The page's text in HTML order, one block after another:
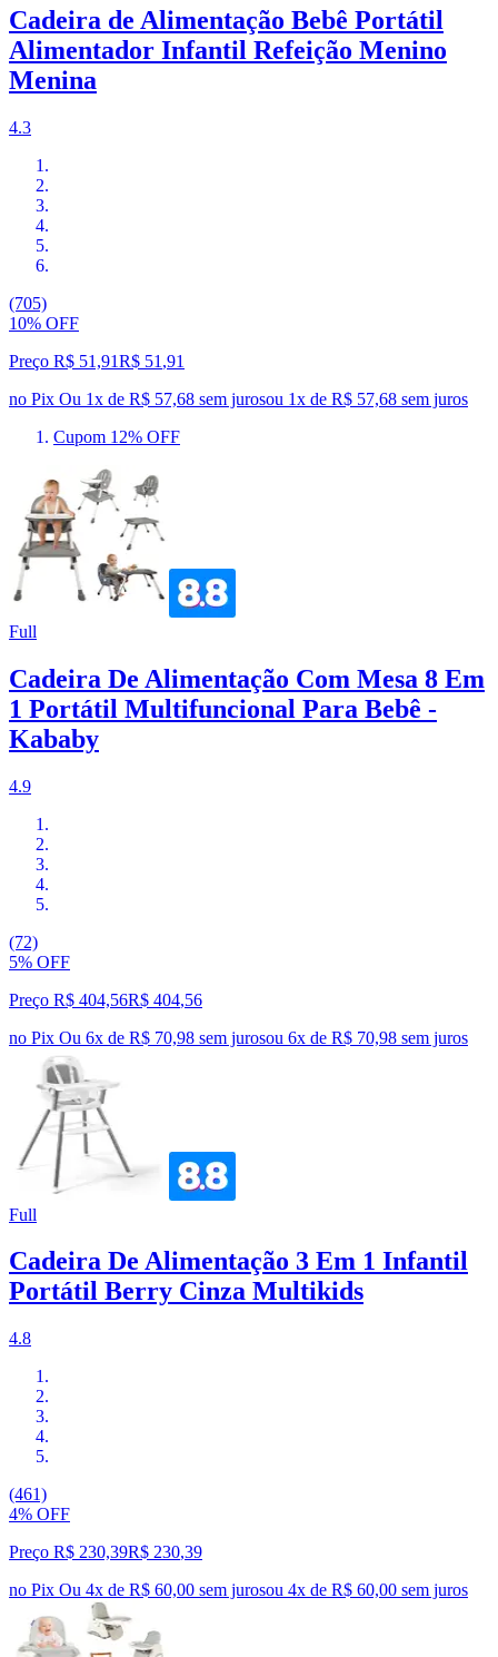
Cadeira de Alimentação Bebê Portátil
Alimentador Infantil Refeição Menino
Menina
4.3
(705)
10% OFF
Preço R$ 51,91R$ 51 ,91
no Pix Ou 1x de R$ 57,68 sem jurosou 1x de R$ 57,68 sem juros
Cupom 12% OFF
Full
Cadeira De Alimentação Com Mesa 8 Em
1 Portátil Multifuncional Para Bebê -
Kababy
4.9
(72)
5% OFF
Preço R$ 404,56R$ 404,56
no Pix Ou 6x de R$ 70,98 sem jurosou 6x de R$ 70,98 sem juros
Full
Cadeira De Alimentação 3 Em 1 Infantil
Portátil Berry Cinza Multikids
4.8
(461)
4% OFF
Preço R$ 230,39R$ 230,39
no Pix Ou 4x de R$ 60,00 sem jurosou 4x de R$ 60,00 sem juros